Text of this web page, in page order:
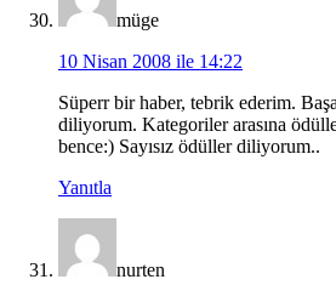
müge
10 Nisan 2008 ile 14:22
Süperr bir haber, tebrik ederim.
diliyorum. Kategoriler arasına
bence:) Sayısız ödüller diliyorum..
Yanıtla
nurten